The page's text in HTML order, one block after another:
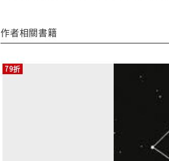
作者相關書籍
79折